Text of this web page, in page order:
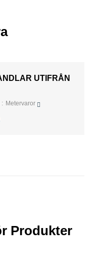
UTIFRÅN
Metervaror
Produkter